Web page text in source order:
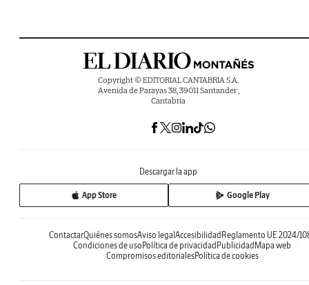
Copyright © EDITORIAL CANTABRIA S.A.
Avenida de Parayas 38, 39011 Santander ,
Cantabria
Descargar la app
App Store Google Play
ContactarQuiénes somosAviso legalAccesibilidadReglamento UE 2024/
Condiciones de usoPolítica de privacidadPublicidadMapa web
Compromisos editorialesPolítica de cookies